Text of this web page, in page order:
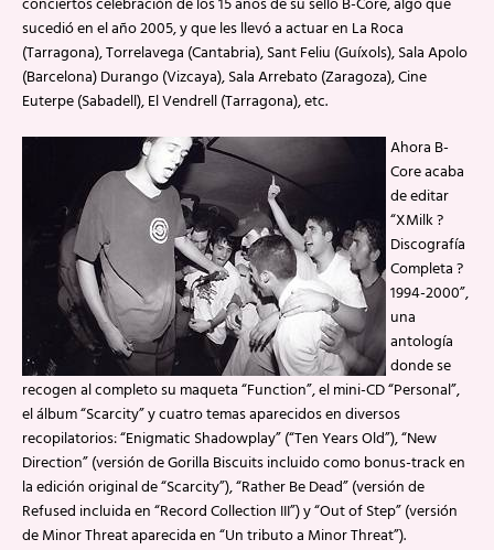
sucedió en el año 2005, y que les llevó a actuar en La Roca
(Tarragona), Torrelavega (Cantabria), Sant Feliu (Guíxols), Sala Apolo
(Barcelona) Durango (Vizcaya), Sala Arrebato (Zaragoza), Cine
Euterpe (Sabadell), El Vendrell (Tarragona), etc.
Ahora B-
Core acaba
de editar
“XMilk ?
Discografía
Completa ?
1994-2000”,
una
antología
donde se
recogen al completo su maqueta “Function”, el mini-CD “Personal”,
el álbum “Scarcity” y cuatro temas aparecidos en diversos
recopilatorios: “Enigmatic Shadowplay” (“Ten Years Old”), “New
Direction” (versión de Gorilla Biscuits incluido como bonus-track en
la edición original de “Scarcity”), “Rather Be Dead” (versión de
Refused incluida en “Record Collection III”) y “Out of Step” (versión
de Minor Threat aparecida en “Un tributo a Minor Threat”).